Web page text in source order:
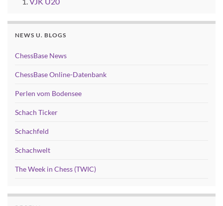
NEWS U. BLOGS
ChessBase News
ChessBase Online-Datenbank
Perlen vom Bodensee
Schach Ticker
Schachfeld
Schachwelt
The Week in Chess (TWIC)